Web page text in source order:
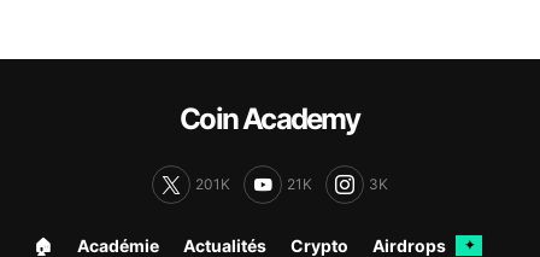
Coin Academy
201K 21K 3K
🏠︎ Académie Actualités Crypto Airdrops ✦